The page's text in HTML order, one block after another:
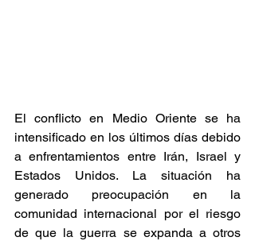
El conflicto en Medio Oriente se ha
intensificado en los últimos días debido
a enfrentamientos entre Irán, Israel y
Estados Unidos. La situación ha
generado preocupación en la
comunidad internacional por el riesgo
de que la guerra se expanda a otros